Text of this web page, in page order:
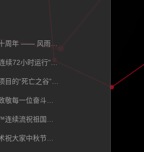
上海安微连续流十周年 —— 风雨同舟十载路，凝心聚力再攀峰！
从"堵到停摆"到"连续72小时运行":无堵塞的液壁连续流反应器如何改写精细化工规则
中试：90%创新项目的“死亡之谷”，那连续流工艺是否需要做中试(上)
安微连续流技术致敬每一位奋斗的您！
国庆之际，安微™连续流祝祖国繁荣富强！七十五载风雨兼程，祖国崛起展雄风！
安微™连续流技术祝大家中秋节快乐，月圆人团圆~